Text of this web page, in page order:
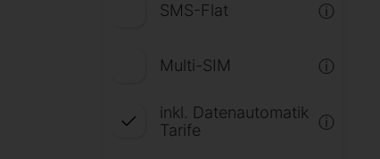
SMS-Flat ⓘ
Multi-SIM ⓘ
inkl. Datenautomatik
Tarife
ⓘ